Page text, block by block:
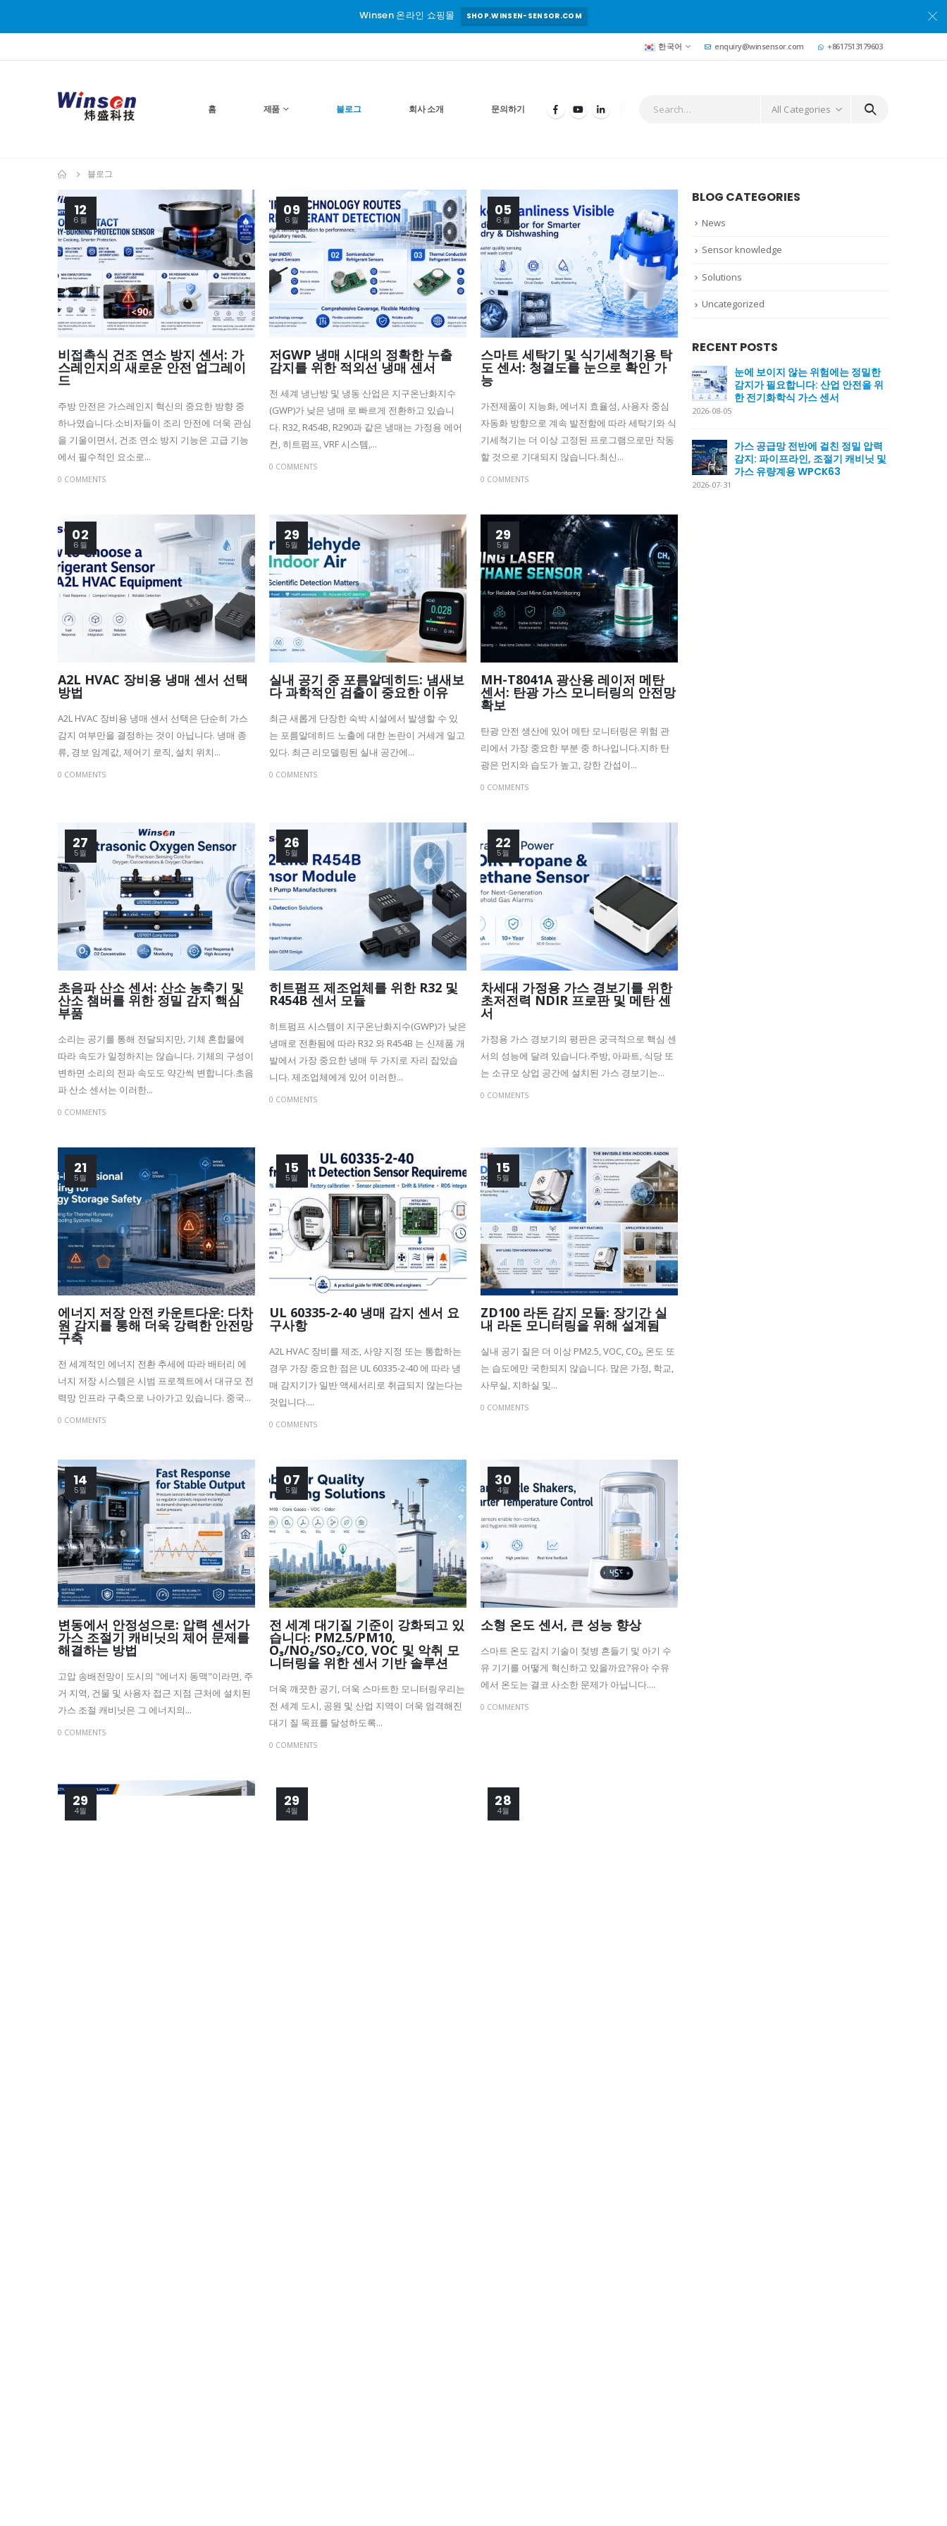
Winsen 온라인 쇼핑몰 SHOP.WINSEN-SENSOR.COM
한국어 enquiry@winsensor.com +8617513179603
홈 제품 블로그 회사 소개 문의하기 All Categories
블로그
12
6월
비접촉식 건조 연소 방지 센서: 가
스레인지의 새로운 안전 업그레이
드
주방 안전은 가스레인지 혁신의 중요한 방향 중
하나였습니다.소비자들이 조리 안전에 더욱 관심
을 기울이면서, 건조 연소 방지 기능은 고급 기능
에서 필수적인 요소로...
0 COMMENTS
09
6월
저GWP 냉매 시대의 정확한 누출
감지를 위한 적외선 냉매 센서
전 세계 냉난방 및 냉동 산업은 지구온난화지수
(GWP)가 낮은 냉매 로 빠르게 전환하고 있습니
다. R32, R454B, R290과 같은 냉매는 가정용 에어
컨, 히트펌프, VRF 시스템,...
0 COMMENTS
05
6월
스마트 세탁기 및 식기세척기용 탁
도 센서: 청결도를 눈으로 확인 가
능
가전제품이 지능화, 에너지 효율성, 사용자 중심
자동화 방향으로 계속 발전함에 따라 세탁기와 식
기세척기는 더 이상 고정된 프로그램으로만 작동
할 것으로 기대되지 않습니다.최신...
0 COMMENTS
02
6월
A2L HVAC 장비용 냉매 센서 선택
방법
A2L HVAC 장비용 냉매 센서 선택은 단순히 가스
감지 여부만을 결정하는 것이 아닙니다. 냉매 종
류, 경보 임계값, 제어기 로직, 설치 위치...
0 COMMENTS
29
5월
실내 공기 중 포름알데히드: 냄새보
다 과학적인 검출이 중요한 이유
최근 새롭게 단장한 숙박 시설에서 발생할 수 있
는 포름알데히드 노출에 대한 논란이 거세게 일고
있다. 최근 리모델링된 실내 공간에...
0 COMMENTS
29
5월
MH-T8041A 광산용 레이저 메탄
센서: 탄광 가스 모니터링의 안전망
확보
탄광 안전 생산에 있어 메탄 모니터링은 위험 관
리에서 가장 중요한 부분 중 하나입니다.지하 탄
광은 먼지와 습도가 높고, 강한 간섭이...
0 COMMENTS
27
5월
초음파 산소 센서: 산소 농축기 및
산소 챔버를 위한 정밀 감지 핵심
부품
소리는 공기를 통해 전달되지만, 기체 혼합물에
따라 속도가 일정하지는 않습니다. 기체의 구성이
변하면 소리의 전파 속도도 약간씩 변합니다.초음
파 산소 센서는 이러한...
0 COMMENTS
26
5월
히트펌프 제조업체를 위한 R32 및
R454B 센서 모듈
히트펌프 시스템이 지구온난화지수(GWP)가 낮은
냉매로 전환됨에 따라 R32 와 R454B 는 신제품 개
발에서 가장 중요한 냉매 두 가지로 자리 잡았습
니다. 제조업체에게 있어 이러한...
0 COMMENTS
22
5월
차세대 가정용 가스 경보기를 위한
초저전력 NDIR 프로판 및 메탄 센
서
가정용 가스 경보기의 평판은 궁극적으로 핵심 센
서의 성능에 달려 있습니다.주방, 아파트, 식당 또
는 소규모 상업 공간에 설치된 가스 경보기는...
0 COMMENTS
21
5월
에너지 저장 안전 카운트다운: 다차
원 감지를 통해 더욱 강력한 안전망
구축
전 세계적인 에너지 전환 추세에 따라 배터리 에
너지 저장 시스템은 시범 프로젝트에서 대규모 전
력망 인프라 구축으로 나아가고 있습니다. 중국...
0 COMMENTS
15
5월
UL 60335-2-40 냉매 감지 센서 요
구사항
A2L HVAC 장비를 제조, 사양 지정 또는 통합하는
경우 가장 중요한 점은 UL 60335-2-40 에 따라 냉
매 감지기가 일반 액세서리로 취급되지 않는다는
것입니다....
0 COMMENTS
15
5월
ZD100 라돈 감지 모듈: 장기간 실
내 라돈 모니터링을 위해 설계됨
실내 공기 질은 더 이상 PM2.5, VOC, CO₂, 온도 또
는 습도에만 국한되지 않습니다. 많은 가정, 학교,
사무실, 지하실 및...
0 COMMENTS
14
5월
변동에서 안정성으로: 압력 센서가
가스 조절기 캐비닛의 제어 문제를
해결하는 방법
고압 송배전망이 도시의 "에너지 동맥"이라면, 주
거 지역, 건물 및 사용자 접근 지점 근처에 설치된
가스 조절 캐비닛은 그 에너지의...
0 COMMENTS
07
5월
전 세계 대기질 기준이 강화되고 있
습니다: PM2.5/PM10,
O₃/NO₂/SO₂/CO, VOC 및 악취 모
니터링을 위한 센서 기반 솔루션
더욱 깨끗한 공기, 더욱 스마트한 모니터링우리는
전 세계 도시, 공원 및 산업 지역이 더욱 엄격해진
대기 질 목표를 달성하도록...
0 COMMENTS
30
4월
소형 온도 센서, 큰 성능 향상
스마트 온도 감지 기술이 젖병 흔들기 및 아기 수
유 기기를 어떻게 혁신하고 있을까요?유아 수유
에서 온도는 결코 사소한 문제가 아닙니다....
0 COMMENTS
29
4월
29
4월
28
4월
BLOG CATEGORIES
News
Sensor knowledge
Solutions
Uncategorized
RECENT POSTS
눈에 보이지 않는 위험에는 정밀한
감지가 필요합니다: 산업 안전을 위
한 전기화학식 가스 센서
2026-08-05
가스 공급망 전반에 걸친 정밀 압력
감지: 파이프라인, 조절기 캐비닛 및
가스 유량계용 WPCK63
2026-07-31